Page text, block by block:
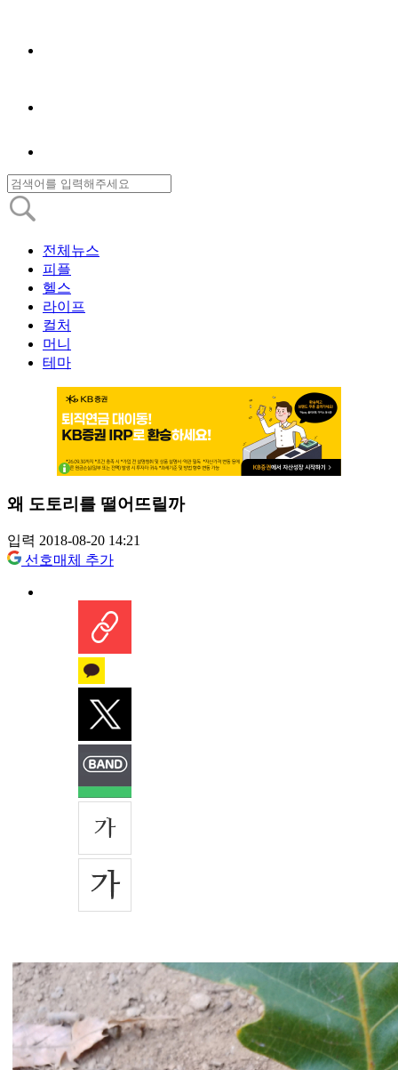
전체뉴스
피플
헬스
라이프
컬처
머니
테마
왜 도토리를 떨어뜨릴까
입력 2018-08-20 14:21
선호매체 추가